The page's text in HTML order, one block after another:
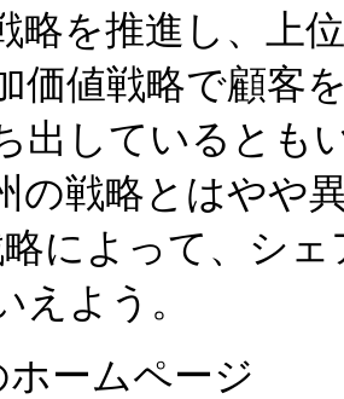
略を推進し、上
価値戦略で顧客
出しているとも
の戦略とはやや
によって、シ
えよう。
ームページ